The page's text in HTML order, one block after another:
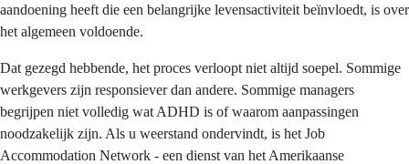
aandoening heeft die een belangrijke levensactiviteit beïnvloedt, is over
het algemeen voldoende.
Dat gezegd hebbende, het proces verloopt niet altijd soepel. Sommige
werkgevers zijn responsiever dan andere. Sommige managers
begrijpen niet volledig wat ADHD is of waarom aanpassingen
noodzakelijk zijn. Als u weerstand ondervindt, is het Job
Accommodation Network - een dienst van het Amerikaanse